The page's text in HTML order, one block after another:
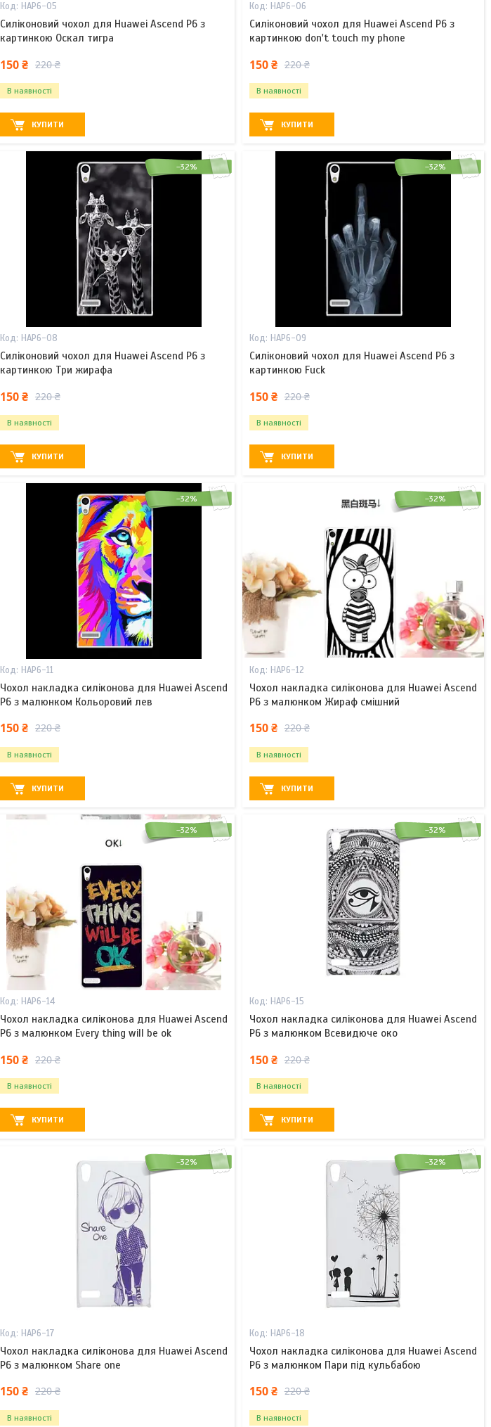
HAP6-05
Силіконовий чохол для Huawei Ascend P6 з
картинкою Оскал тигра
150 ₴ 220 ₴
В наявності
КУПИТИ
HAP6-06
Силіконовий чохол для Huawei Ascend P6 з
картинкою don't touch my phone
150 ₴ 220 ₴
В наявності
КУПИТИ
–32%
HAP6-08
Силіконовий чохол для Huawei Ascend P6 з
картинкою Три жирафа
150 ₴ 220 ₴
В наявності
КУПИТИ
–32%
HAP6-09
Силіконовий чохол для Huawei Ascend P6 з
картинкою Fuck
150 ₴ 220 ₴
В наявності
КУПИТИ
–32%
HAP6-11
Чохол накладка силіконова для Huawei Ascend
P6 з малюнком Кольоровий лев
150 ₴ 220 ₴
В наявності
КУПИТИ
–32%
HAP6-12
Чохол накладка силіконова для Huawei Ascend
P6 з малюнком Жираф смішний
150 ₴ 220 ₴
В наявності
КУПИТИ
–32%
HAP6-14
Чохол накладка силіконова для Huawei Ascend
P6 з малюнком Every thing will be ok
150 ₴ 220 ₴
В наявності
КУПИТИ
–32%
HAP6-15
Чохол накладка силіконова для Huawei Ascend
P6 з малюнком Всевидюче око
150 ₴ 220 ₴
В наявності
КУПИТИ
–32%
HAP6-17
Чохол накладка силіконова для Huawei Ascend
P6 з малюнком Share one
150 ₴ 220 ₴
В наявності
–32%
HAP6-18
Чохол накладка силіконова для Huawei Ascend
P6 з малюнком Пари під кульбабою
150 ₴ 220 ₴
В наявності